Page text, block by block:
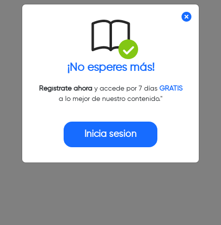
¡No esperes más!
Regístrate ahoray accede por 7 días GRATIS
a lo mejor de nuestro contenido."
Inicia sesión